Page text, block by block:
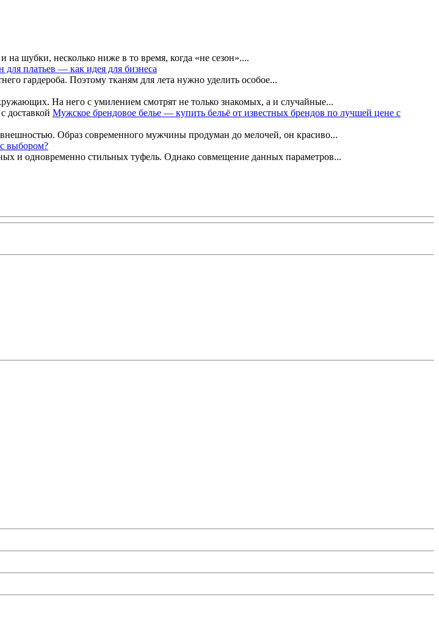
шубки, несколько ниже в то время, когда «не сезон»....
платьев — как идея для бизнеса
гардероба. Поэтому тканям для лета нужно уделить особое...
На него с умилением смотрят не только знакомых, а и случайные...
Мужское брендовое белье — купить бельё от известных брендов по лучшей цене с
Образ современного мужчины продуман до мелочей, он красиво...
выбором?
и одновременно стильных туфель. Однако совмещение данных параметров...